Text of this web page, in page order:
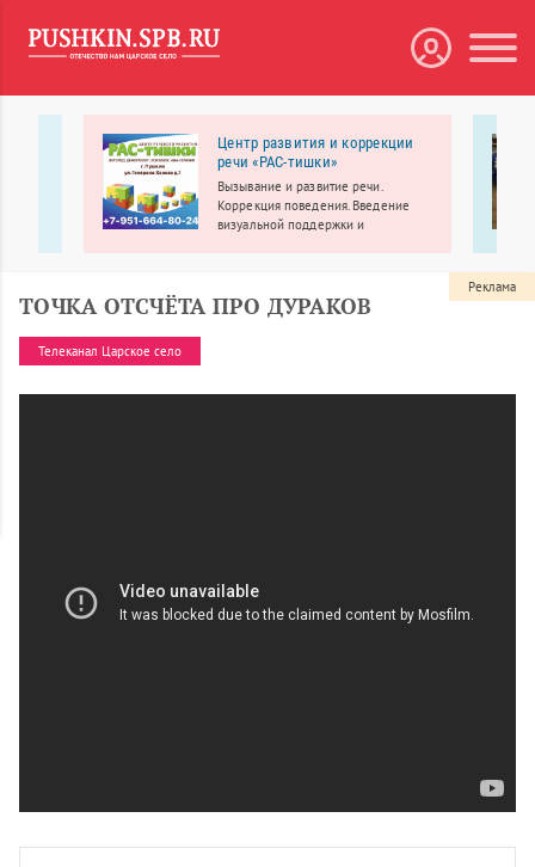
Центр развития и коррекции
речи «РАС-тишки»
Вызывание и развитие речи.
Коррекция поведения. Введение
визуальной поддержки и
ТОЧКА ОТСЧЁТА ПРО ДУРАКОВ
Телеканал Царское село
Реклама